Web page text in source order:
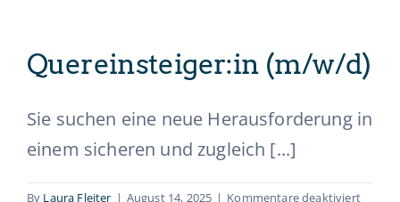
Quereinsteiger:in (m/w/d)
Sie suchen eine neue Herausforderung in
einem sicheren und zugleich [...]
By Laura Fleiter | August 14, 2025 | Kommentare deaktiviertfür